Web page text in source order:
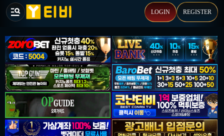
LOGIN REGISTER